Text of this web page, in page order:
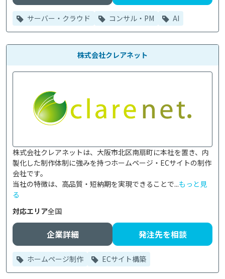
サーバー・クラウド コンサル・PM AI
株式会社クレアネット
株式会社クレアネットは、大阪市北区南扇町に本社を置き、内
製化した制作体制に強みを持つホームページ・ECサイトの制作
会社です。
当社の特徴は、高品質・短納期を実現できることで...もっと見
る
対応エリア全国
企業詳細 発注先を相談
ホームページ制作 ECサイト構築